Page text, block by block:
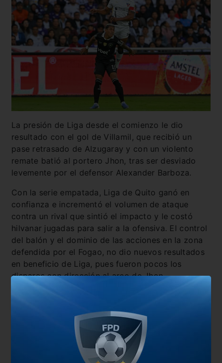
La presión de Liga desde el comienzo le dio
resultado con el gol de Villamil, que recibió un
pase retrasado de Alzugaray y con un violento
remate batió al portero Jhon, tras ser desviado
levemente por el defensor Alexander Barboza.
Con la serie empatada, Liga de Quito ganó en
confianza e incrementó el volumen de ataque
contra un rival que sintió el impacto y le costó
hilvanar jugadas para salir a la ofensiva. El control
del balón y el dominio de las acciones en la zona
defendida por el Fogao, no dio nuevos resultados
en beneficio de Liga, pues fueron pocos los
disparos con dirección al arco de Jhon.